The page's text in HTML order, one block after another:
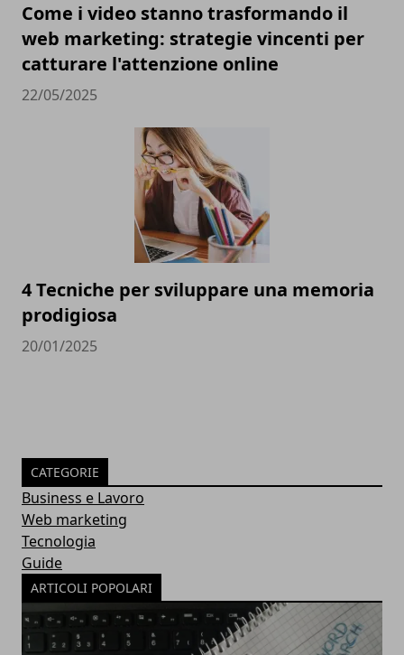
Come i video stanno trasformando il
web marketing: strategie vincenti per
catturare l'attenzione online
22/05/2025
4 Tecniche per sviluppare una memoria
prodigiosa
20/01/2025
CATEGORIE
Business e Lavoro
Web marketing
Tecnologia
Guide
ARTICOLI POPOLARI